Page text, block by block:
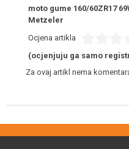
moto gume 160/60ZR17
Metzeler
Ocjena artikla
(ocjenjuju ga samo
Za ovaj artikl nema